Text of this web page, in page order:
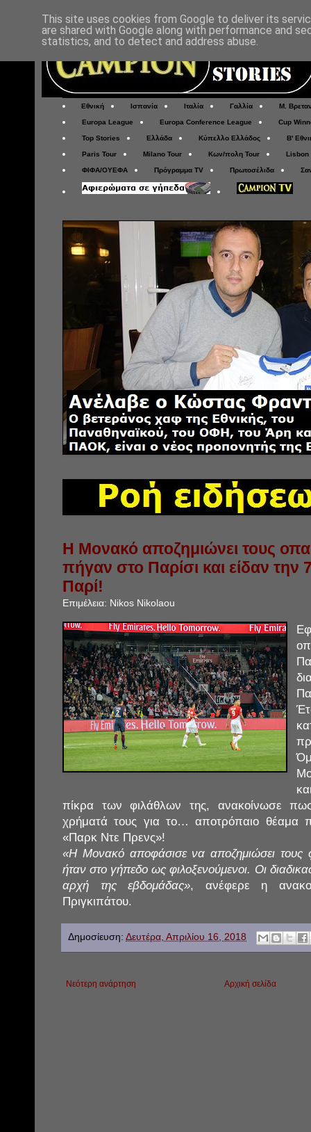
Εθνική Ισπανία Ιταλία Γαλλία Μ.
Europa League Europa Conference League Cup
Top Stories Ελλάδα Κύπελλο Ελλάδος Β'
Paris Tour Milano Tour Κων/πολη Tour Lisbon
ΦΙΦΑ/ΟΥΕΦΑ Πρόγραμμα TV Πρωτοσέλιδα
Η Μονακό αποζημιώνει τους
πήγαν στο Παρίσι και είδαν
Παρί!
Επιμέλεια: Nikos Nikolaou
πίκρα των φιλάθλων της, ανακοίνωσε
χρήματά τους για το… αποτρόπαιο θέαμα
«Παρκ Ντε Πρενς»!
«Η Μονακό αποφάσισε να αποζημιώσει τους
ήταν στο γήπεδο ως φιλοξενούμενοι. Οι
αρχή της εβδομάδας», ανέφερε η
Πριγκιπάτου.
Δημοσίευση: Δευτέρα, Απριλίου 16, 2018
Νεότερη ανάρτηση Αρχική σελίδα
This site uses cookies from Google to deliver its
are shared with Google along with performance and
statistics, and to detect and address abuse.